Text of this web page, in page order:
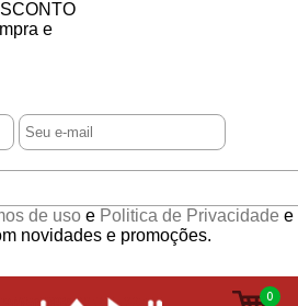
e
de uso e Politica de Privacidade e
novidades e promoções.
0